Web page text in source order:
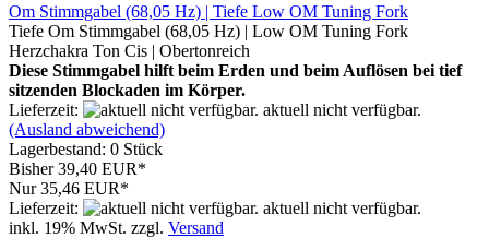
Om Stimmgabel (68,05 Hz) | Tiefe Low OM Tuning Fork
Tiefe Om Stimmgabel (68,05 Hz) | Low OM Tuning Fork
Herzchakra Ton Cis | Obertonreich
Diese Stimmgabel hilft beim Erden und beim Auflösen bei tief
sitzenden Blockaden im Körper.
Lieferzeit:
aktuell nicht verfügbar.
(Ausland abweichend)
Lagerbestand: 0 Stück
Bisher 39,40 EUR*
Nur 35,46 EUR*
Lieferzeit:
aktuell nicht verfügbar.
inkl. 19% MwSt. zzgl. Versand